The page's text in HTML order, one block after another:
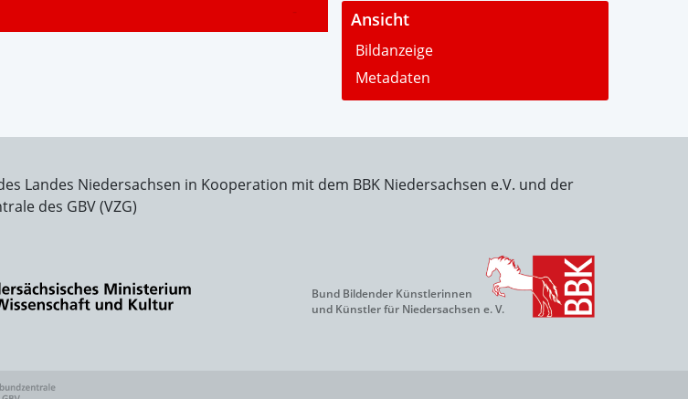
- Ansicht
Bildanzeige
Metadaten
Landes Niedersachsen in Kooperation mit dem BBK Niedersachsen e.V. und der
des GBV (VZG)
Bund Bildender Künstlerinnen
und Künstler für Niedersachsen e. V.